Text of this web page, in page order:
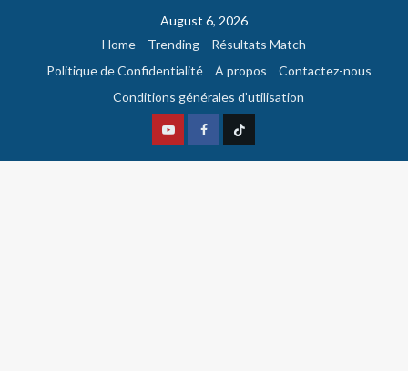
August 6, 2026
Home
Trending
Résultats Match
Politique de Confidentialité
À propos
Contactez-nous
Conditions générales d’utilisation